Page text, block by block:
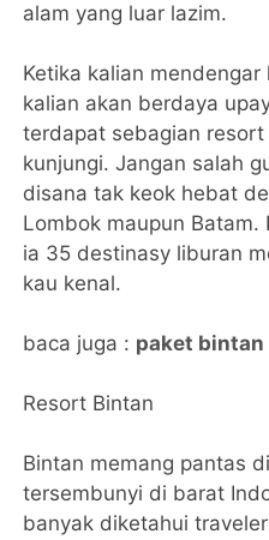
alam yang luar lazim.
Ketika kalian
kalian akan berdaya
terdapat sebagian
kunjungi. Jangan salah
disana tak keok hebat
Lombok maupun Batam.
ia 35 destinasy liburan
kau kenal.
baca juga : paket bintan
Resort Bintan
Bintan memang pantas
tersembunyi di barat
banyak diketahui